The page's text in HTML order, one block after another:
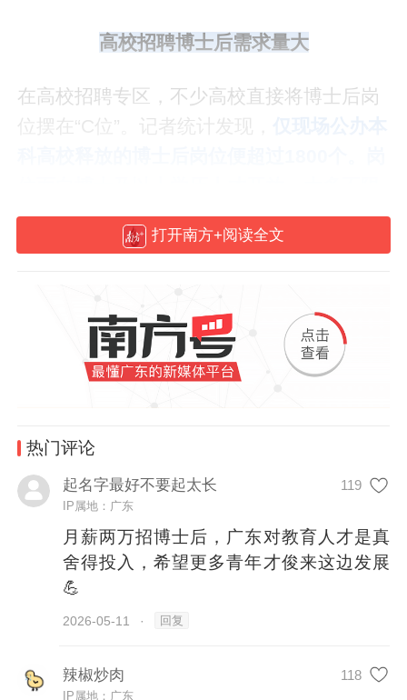
高校招聘博士后需求量大
在高校招聘专区，不少高校直接将博士后岗
位摆在“C位”。记者统计发现，
专业，月薪普遍在2万元左右。
其中，多数招聘50-100名博士后，比如中山
大学招50人，华南师范大学招60人，广东工
技大学、广州医科大学分别招聘100人。此
外，华南理工大学、深圳理工大学、暨南大
学招聘博士后人数最多，分别达300人、249
打开南方+阅读全文
热门评论
起名字最好不要起太长 119
IP属地：广东
月薪两万招博士后，广东对教育人才是真
舍得投入，希望更多青年才俊来这边发展
💪
2026-05-11 · 回复
辣椒炒肉 118
IP属地：广东